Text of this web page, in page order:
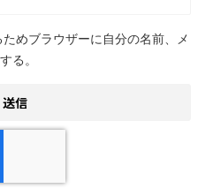
めブラウザーに自分の名前、メ
る。